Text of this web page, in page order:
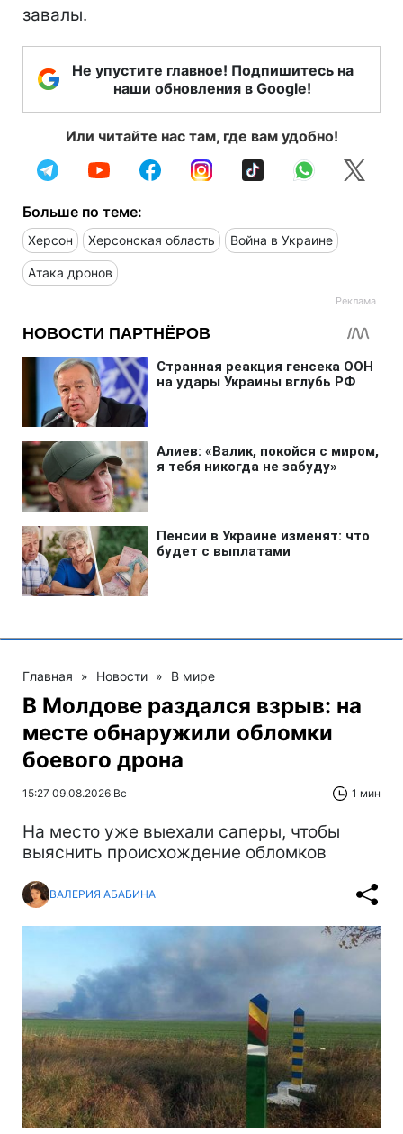
завалы.
Не упустите главное! Подпишитесь на
наши обновления в Google!
Или читайте нас там, где вам удобно!
Больше по теме:
Херсон Херсонская область Война в Украине
Атака дронов
Главная » Новости » В мире
В Молдове раздался взрыв: на
месте обнаружили обломки
боевого дрона
15:27 09.08.2026 Вс 1 мин
На место уже выехали саперы, чтобы
выяснить происхождение обломков
ВАЛЕРИЯ АБАБИНА